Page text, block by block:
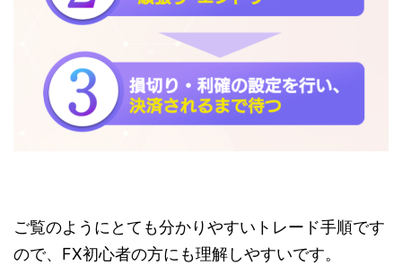
ご覧のようにとても分かりやすいトレード手順です
ので、FX初心者の方にも理解しやすいです。